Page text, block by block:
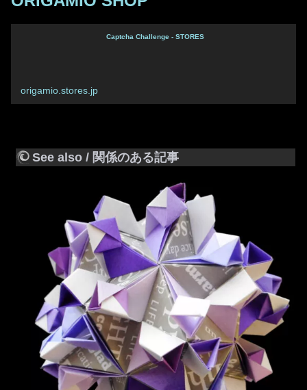
Captcha Challenge - STORES
origamio.stores.jp
See also / 関係のある記事